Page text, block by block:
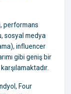
performans
sosyal medya
influencer
gibi geniş bir
Four